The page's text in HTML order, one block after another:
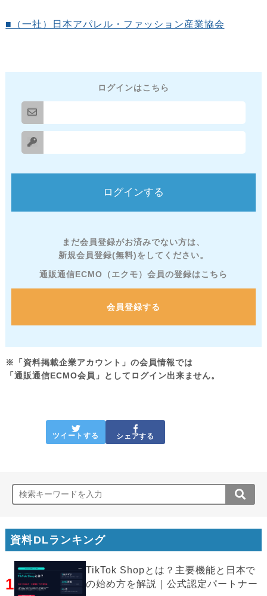
■（一社）日本アパレル・ファッション産業協会
ログインはこちら
まだ会員登録がお済みでない方は、
新規会員登録(無料)をしてください。
通販通信ECMO（エクモ）会員の登録はこちら
会員登録する
※「資料掲載企業アカウント」の会員情報では
「通販通信ECMO会員」としてログイン出来ません。
ツイートする シェアする
資料DLランキング
1
TikTok Shopとは？主要機能と日本で
の始め方を解説｜公式認定パートナー